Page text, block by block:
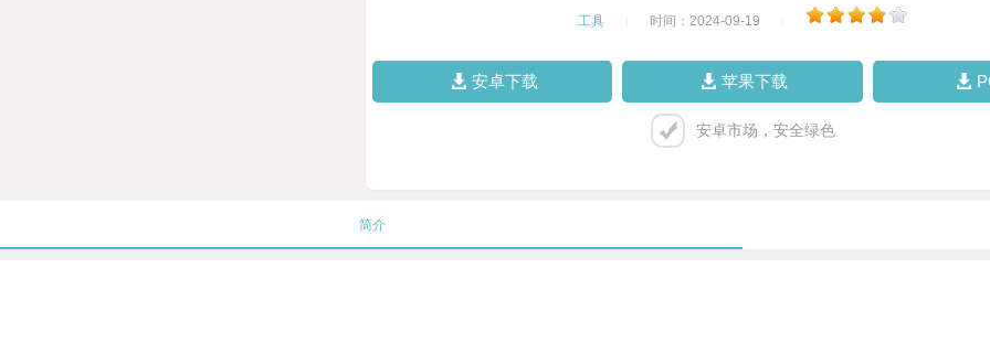
工具 时间：2024-09-19
安卓下载 苹果下载
安卓市场，安全绿色
简介